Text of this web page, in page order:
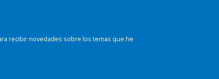
recibir novedades sobre los temas que he